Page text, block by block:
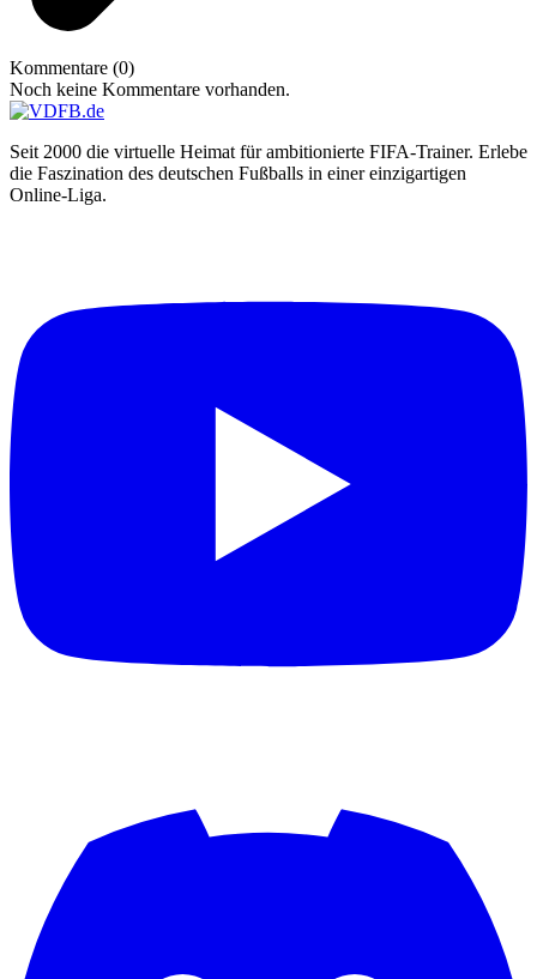
Kommentare (0)
Noch keine Kommentare vorhanden.
Seit 2000 die virtuelle Heimat für ambitionierte FIFA-Trainer. Erlebe
die Faszination des deutschen Fußballs in einer einzigartigen
Online-Liga.